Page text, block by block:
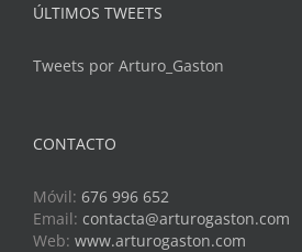
ÚLTIMOS TWEETS
Tweets por Arturo_Gaston
CONTACTO
Móvil: 676 996 652
Email: contacta@arturogaston.com
Web: www.arturogaston.com